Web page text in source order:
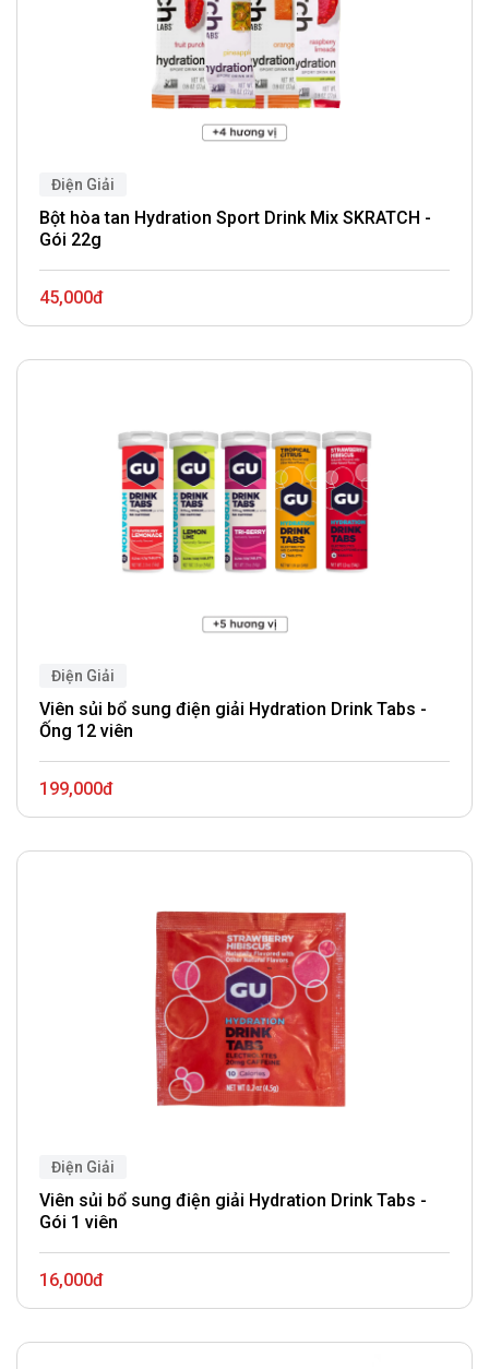
Điện Giải
Bột hòa tan Hydration Sport Drink Mix SKRATCH -
Gói 22g
45,000đ
Điện Giải
Viên sủi bổ sung điện giải Hydration Drink Tabs -
Ống 12 viên
199,000đ
Điện Giải
Viên sủi bổ sung điện giải Hydration Drink Tabs -
Gói 1 viên
16,000đ